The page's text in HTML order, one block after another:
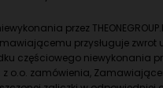
przez
przysługuje zwrot
częściowego niewykonania
z o.o. zamówienia,